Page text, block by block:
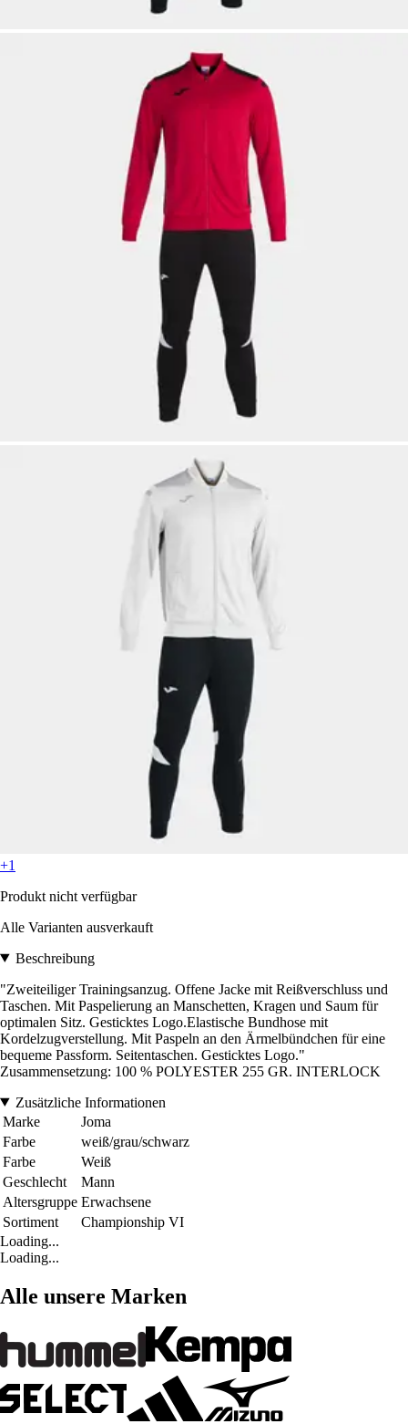
+1
Produkt nicht verfügbar
Alle Varianten ausverkauft
Beschreibung
"Zweiteiliger Trainingsanzug. Offene Jacke mit Reißverschluss und
Taschen. Mit Paspelierung an Manschetten, Kragen und Saum für
optimalen Sitz. Gesticktes Logo.Elastische Bundhose mit
Kordelzugverstellung. Mit Paspeln an den Ärmelbündchen für eine
bequeme Passform. Seitentaschen. Gesticktes Logo."
Zusammensetzung: 100 % POLYESTER 255 GR. INTERLOCK
Zusätzliche Informationen
Marke
Joma
Farbe
weiß/grau/schwarz
Farbe
Weiß
Geschlecht
Mann
Altersgruppe Erwachsene
Sortiment
Championship VI
Loading...
Loading...
Alle unsere Marken